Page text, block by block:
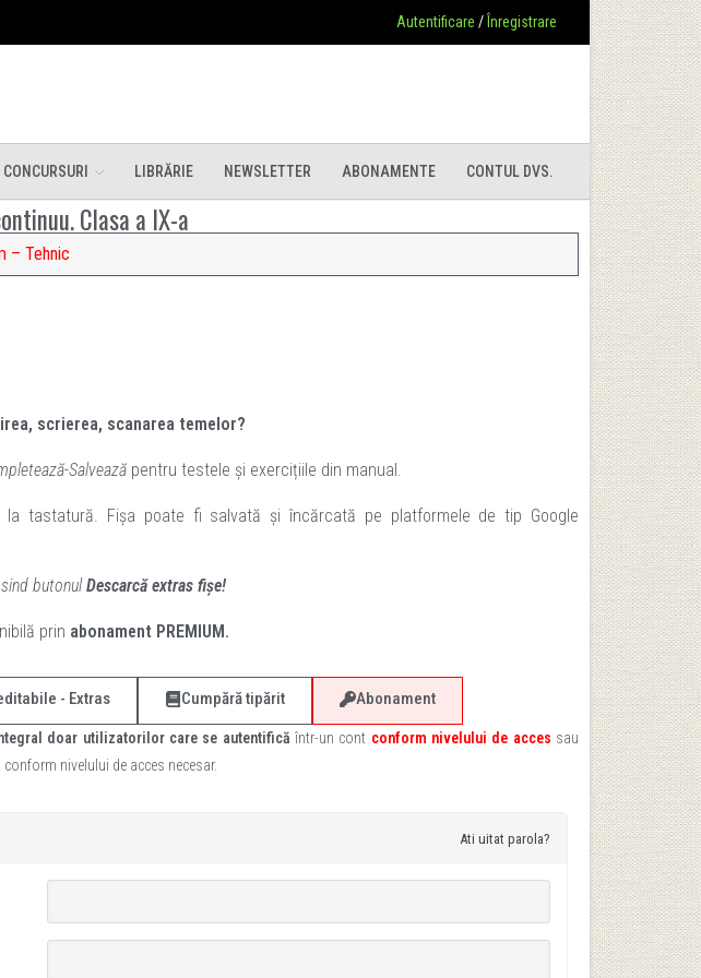
Autentificare / Înregistrare
CONCURSURI LIBRĂRIE NEWSLETTER ABONAMENTE CONTUL DVS.
Clasa a IX-a
– Tehnic
scrierea, scanarea temelor?
Salvează pentru testele și exercițiile din manual.
la tastatură. Fișa poate fi salvată și încărcată pe platformele de tip Google
butonulDescarcă extras fișe!
prin abonament PREMIUM.
- Extras Cumpără tipărit Abonament
doar utilizatorilor care se autentifică într-un cont conform nivelului de acces sau
conform nivelului de acces necesar.
Ati uitat parola?